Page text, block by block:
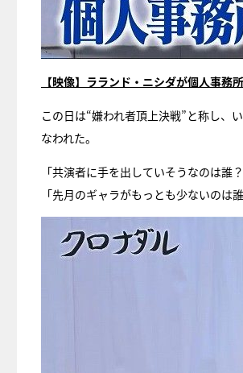
【映像】ラランド・ニシダが個人事務
この日は“嫌われ者頂上決戦”と称し、
なわれた。
「共演者に手を出していそうなのは
「先月のギャラがもっとも少ないのは